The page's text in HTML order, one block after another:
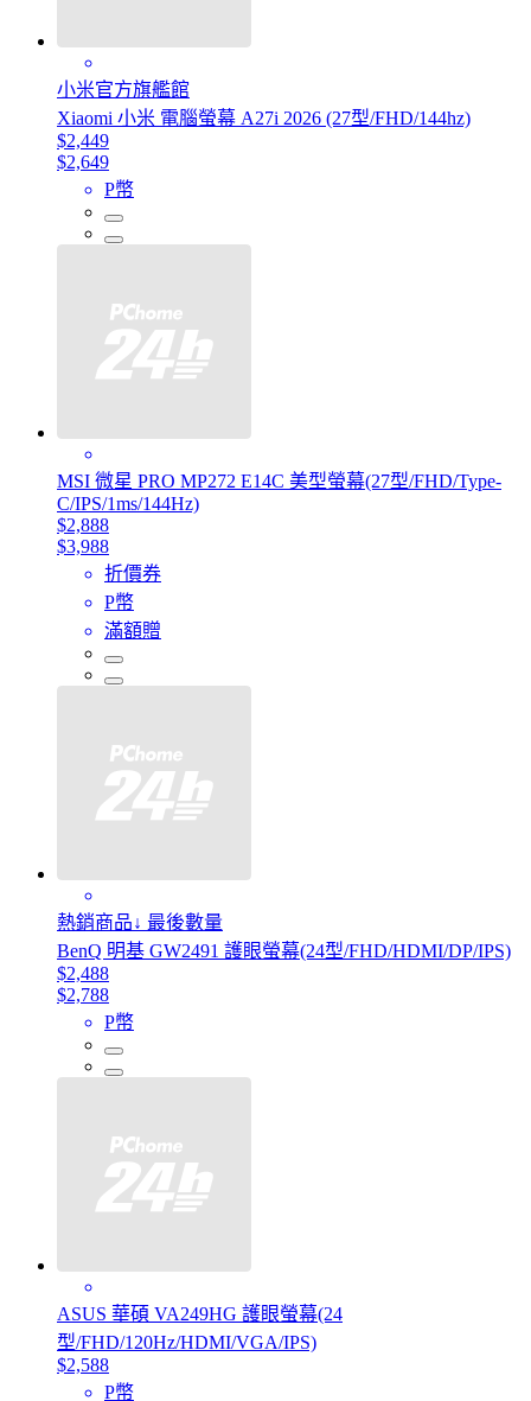
小米官方旗艦館
Xiaomi 小米 電腦螢幕 A27i 2026 (27型/FHD/144hz)
$2,449
$2,649
P幣
MSI 微星 PRO MP272 E14C 美型螢幕(27型/FHD/Type-
C/IPS/1ms/144Hz)
$2,888
$3,988
折價券
P幣
滿額贈
熱銷商品↓ 最後數量
BenQ 明基 GW2491 護眼螢幕(24型/FHD/HDMI/DP/IPS)
$2,488
$2,788
P幣
ASUS 華碩 VA249HG 護眼螢幕(24
型/FHD/120Hz/HDMI/VGA/IPS)
$2,588
P幣